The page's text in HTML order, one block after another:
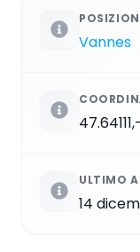
Vannes
ULTIMO
14